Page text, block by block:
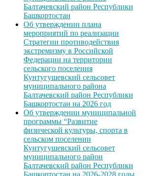
Балтачевский район Республики
Башкортостан
Об утверждении плана
мероприятий по реализации
Стратегии противодействия
экстремизму в Российской
Федерации на территории
сельского поселения
Кунтугушевский сельсовет
муниципального района
Балтачевский район Республики
Башкортостан на 2026 год
Об утверждении муниципальной
программы “Развитие
физической культуры, спорта в
сельском поселении
Кунтугушевский сельсовет
муниципального район
Балтачевский район Республики